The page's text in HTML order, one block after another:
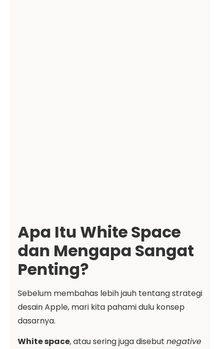
Apa Itu White Space
dan Mengapa Sangat
Penting?
Sebelum membahas lebih jauh tentang strategi
desain Apple, mari kita pahami dulu konsep
dasarnya.
White space, atau sering juga disebut negative